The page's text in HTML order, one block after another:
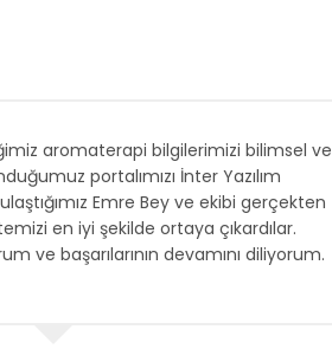
aromaterapi bilgilerimizi bilimsel ve
portalımızı İnter Yazılım
Emre Bey ve ekibi gerçekten
en iyi şekilde ortaya çıkardılar.
ve başarılarının devamını diliyorum.